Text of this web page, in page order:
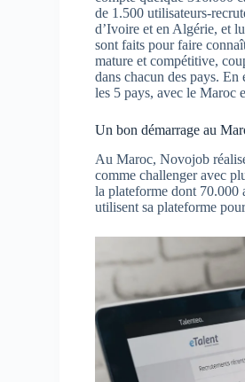
de 1.500 utilisateurs-
d’Ivoire et en Algérie, et
sont faits pour faire
mature et compétitive,
dans chacun des pays.
les 5 pays, avec le Maroc
Un bon démarrage au
Au Maroc, Novojob
comme challenger avec
la plateforme dont 70.000
utilisent sa plateforme